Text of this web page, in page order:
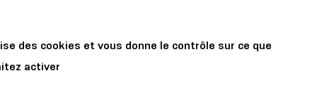
us
and Reservations
des cookies et vous donne le contrôle sur ce que
activer